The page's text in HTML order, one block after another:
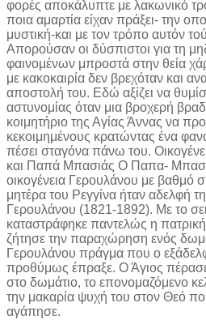
φορές αποκάλυπτε με λακωνικό
ποια αμαρτία είχαν πράξει- την
μυστική-και με τον τρόπο αυτόν
Απορούσαν οι δύσπιστοι για τη
φαινομένων μπροστά στην θεία
με κακοκαιρία δεν βρεχόταν και
αποστολή του. Εδώ αξίζει να
αστυνομίας όταν μια βροχερή
κοιμητήριο της Αγίας Άννας να
κεκοιμημένους κρατώντας ένα
πέσει σταγόνα πάνω του.
και Παπά Μπασιάς Ο Παπα-
οικογένεια Γερουλάνου με βαθμό
μητέρα του Ρεγγίνα ήταν αδελφή
Γερουλάνου (1821-1892). Με το
καταστράφηκε παντελώς η πατρική
ζήτησε την παραχώρηση ενός
Γερουλάνου πράγμα που ο
προθύμως έπραξε. Ο Άγιος
στο δωμάτιο, το επονομαζόμενο
την μακαρία ψυχή του στον Θεό
αγάπησε.